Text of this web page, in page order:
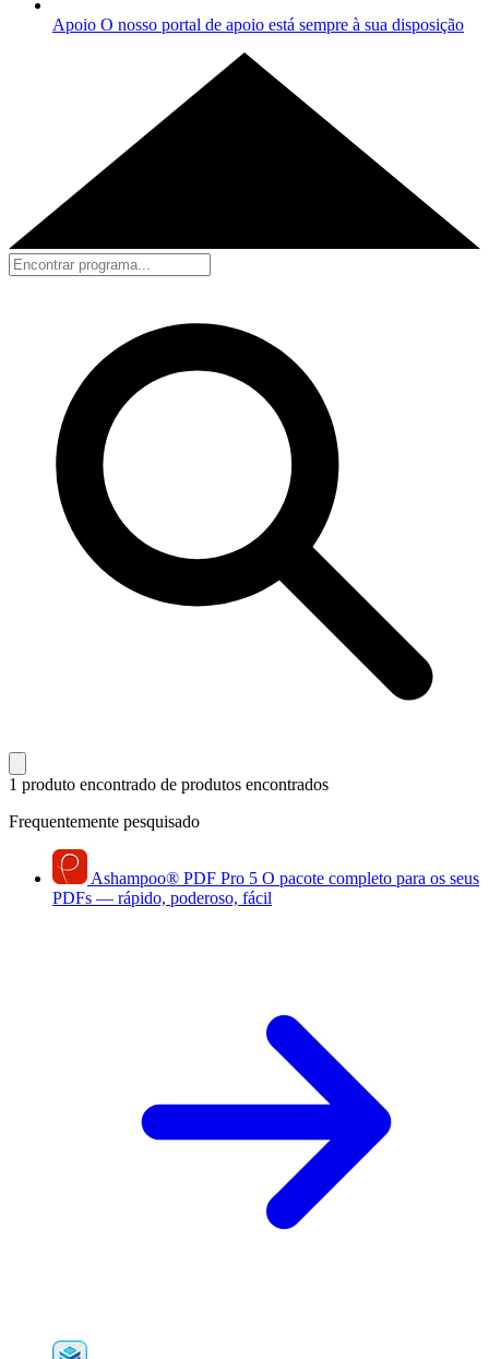
Apoio O nosso portal de apoio está sempre à sua disposição
1 produto encontrado de produtos encontrados
Frequentemente pesquisado
Ashampoo® PDF Pro 5 O pacote completo para os seus
PDFs — rápido, poderoso, fácil